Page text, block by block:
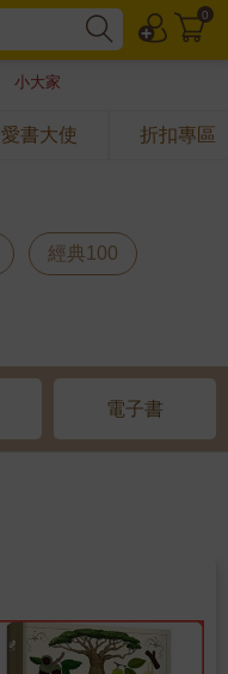
0
小大家
愛書大使 折扣專區
經典100
電子書